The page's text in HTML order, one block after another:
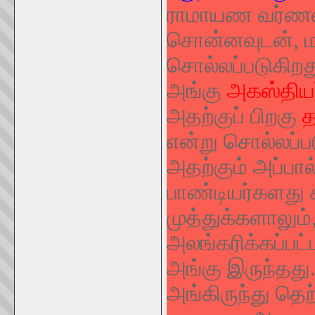
ராமாயண
சொன்னவுடன்,
அங்கு
அதற்குப் பிறகு
என்று
அதற்கும்
பாண்டியர்களது
அங்கு இருந்தது.
அங்கிருந்து